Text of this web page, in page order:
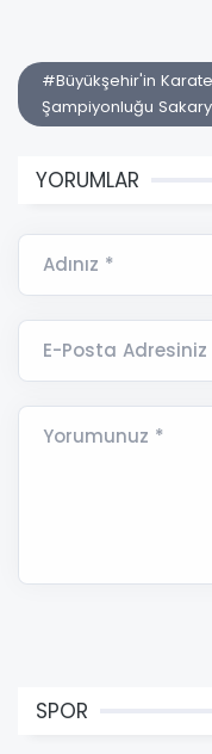
#Büyükşehir'in
Şampiyonluğu
YORUMLAR
Adınız *
E-Posta Adresiniz
Yorumunuz *
SPOR